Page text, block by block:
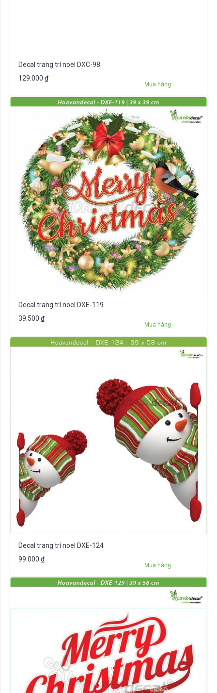
Decal trang trí noel DXC-98
129.000 ₫
Mua hàng
Decal trang trí noel DXE-119
39.500 ₫
Mua hàng
Decal trang trí noel DXE-124
99.000 ₫
Mua hàng